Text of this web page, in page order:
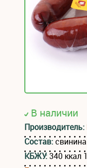
В наличии
Производитель:
Состав:свинина
КБЖУ:340 ккал